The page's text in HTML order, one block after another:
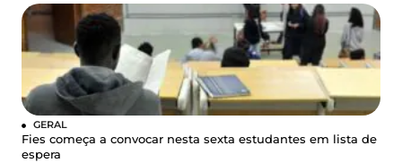
GERAL
Fies começa a convocar nesta sexta estudantes em lista de
espera